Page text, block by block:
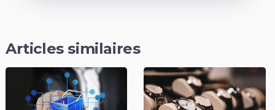
Articles similaires